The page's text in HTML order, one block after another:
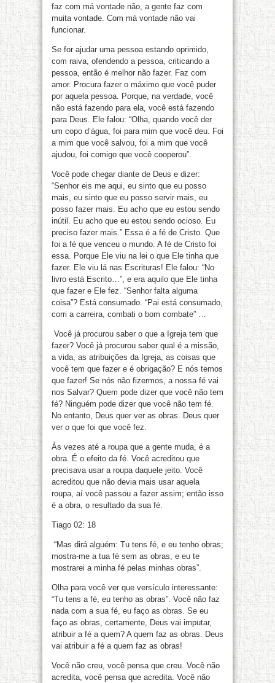
faz com má vontade não, a gente faz com
muita vontade. Com má vontade não vai
funcionar.
Se for ajudar uma pessoa estando oprimido,
com raiva, ofendendo a pessoa, criticando a
pessoa, então é melhor não fazer. Faz com
amor. Procura fazer o máximo que você puder
por aquela pessoa. Porque, na verdade, você
não está fazendo para ela, você está fazendo
para Deus. Ele falou: “Olha, quando você der
um copo d’água, foi para mim que você deu. Foi
a mim que você salvou, foi a mim que você
ajudou, foi comigo que você cooperou”.
Você pode chegar diante de Deus e dizer:
“Senhor eis me aqui, eu sinto que eu posso
mais, eu sinto que eu posso servir mais, eu
posso fazer mais. Eu acho que eu estou sendo
inútil. Eu acho que eu estou sendo ocioso. Eu
preciso fazer mais.” Essa é a fé de Cristo. Que
foi a fé que venceu o mundo. A fé de Cristo foi
essa. Porque Ele viu na lei o que Ele tinha que
fazer. Ele viu lá nas Escrituras! Ele falou: “No
livro está Escrito…”, e era aquilo que Ele tinha
que fazer e Ele fez. “Senhor falta alguma
coisa”? Está consumado. “Pai está consumado,
corri a carreira, combati o bom combate” …
Você já procurou saber o que a Igreja tem que
fazer? Você já procurou saber qual é a missão,
a vida, as atribuições da Igreja, as coisas que
você tem que fazer e é obrigação? E nós temos
que fazer! Se nós não fizermos, a nossa fé vai
nos Salvar? Quem pode dizer que você não tem
fé? Ninguém pode dizer que você não tem fé.
No entanto, Deus quer ver as obras. Deus quer
ver o que foi que você fez.
Às vezes até a roupa que a gente muda, é a
obra. É o efeito da fé. Você acreditou que
precisava usar a roupa daquele jeito. Você
acreditou que não devia mais usar aquela
roupa, aí você passou a fazer assim; então isso
é a obra, o resultado da sua fé.
Tiago 02: 18
“Mas dirá alguém: Tu tens fé, e eu tenho obras;
mostra-me a tua fé sem as obras, e eu te
mostrarei a minha fé pelas minhas obras”.
Olha para você ver que versículo interessante:
“Tu tens a fé, eu tenho as obras”. Você não faz
nada com a sua fé, eu faço as obras. Se eu
faço as obras, certamente, Deus vai imputar,
atribuir a fé a quem? A quem faz as obras. Deus
vai atribuir a fé a quem faz as obras!
Você não creu, você pensa que creu. Você não
acredita, você pensa que acredita. Você não